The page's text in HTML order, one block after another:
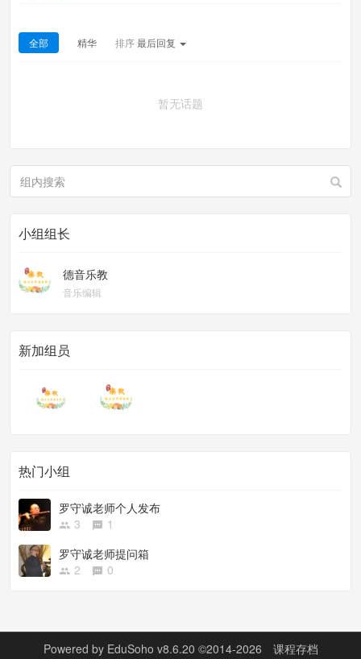
全部 精华 排序最后回复
暂无话题
小组组长
德音乐教
音乐编辑
新加组员
热门小组
罗守诚老师个人发布
3
1
罗守诚老师提问箱
2
0
Powered by EduSoho v8.6.20 ©2014-2026 课程存档